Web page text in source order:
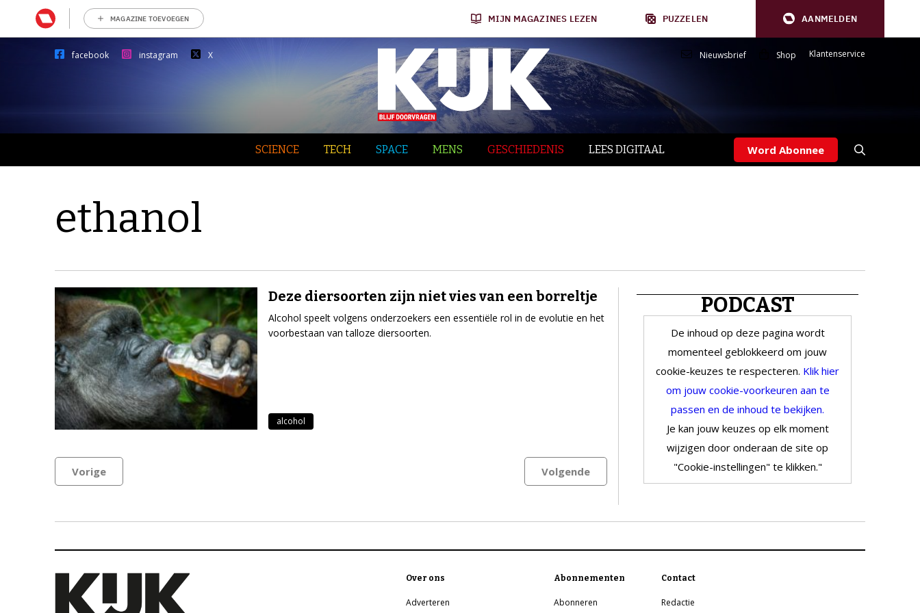
MAGAZINE TOEVOEGEN MIJN MAGAZINES LEZEN PUZZELEN AANMELDEN
facebook instagram X Nieuwsbrief Shop Klantenservice
SCIENCE TECH SPACE MENS GESCHIEDENIS LEES DIGITAAL Word Abonnee
ethanol
Deze diersoorten zijn niet vies van een borreltje
Alcohol speelt volgens onderzoekers een essentiële rol in de evolutie en het
voorbestaan van talloze diersoorten.
alcohol
Vorige Volgende
PODCAST
De inhoud op deze pagina wordt
momenteel geblokkeerd om jouw
cookie-keuzes te respecteren. Klik hier
om jouw cookie-voorkeuren aan te
passen en de inhoud te bekijken.
Je kan jouw keuzes op elk moment
wijzigen door onderaan de site op
"Cookie-instellingen" te klikken."
Over ons
Adverteren
Abonnementen
Abonneren
Contact
Redactie